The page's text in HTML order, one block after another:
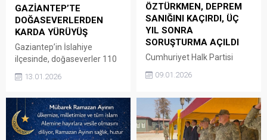
GAZİANTEP’TE
DOĞASEVERLERDEN
KARDA YÜRÜYÜŞ
Gaziantep’in İslahiye
ilçesinde, doğaseverler 110
yürüyüşü etkinliği düzenledi.
Sporları Kulübü ile
İskenderun Dağcılık ve Doğa
Sporları Kulübü (İDOK)
13.01.2026
ÖZTÜRKMEN, DEPREM
SANIĞINI KAÇIRDI, ÜÇ
YIL SONRA
SORUŞTURMA AÇILDI
Cumhuriyet Halk Partisi
Öztürkmen,
depremlerde Gaziantep’in
Nurdağı ilçesinde yaptığı
binaların tamamı yıkılan AK
09.01.2026